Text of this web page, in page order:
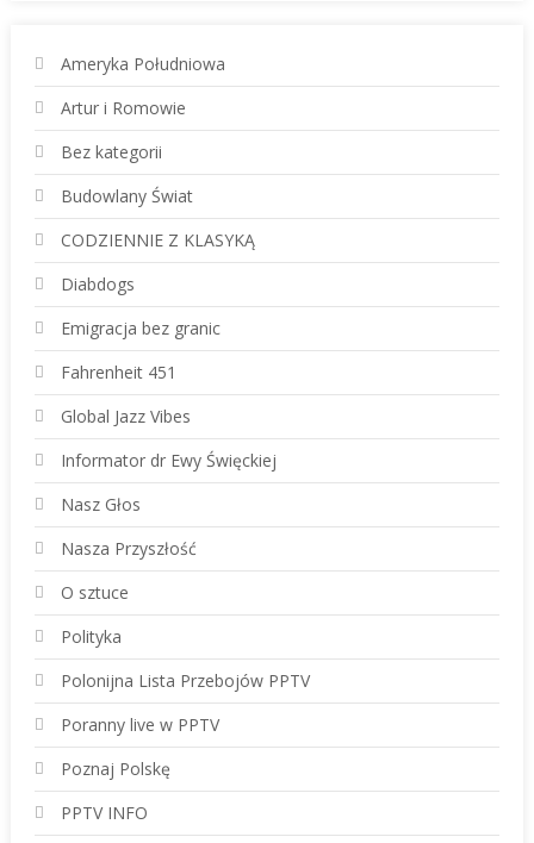
Ameryka Południowa
Artur i Romowie
Bez kategorii
Budowlany Świat
CODZIENNIE Z KLASYKĄ
Diabdogs
Emigracja bez granic
Fahrenheit 451
Global Jazz Vibes
Informator dr Ewy Święckiej
Nasz Głos
Nasza Przyszłość
O sztuce
Polityka
Polonijna Lista Przebojów PPTV
Poranny live w PPTV
Poznaj Polskę
PPTV INFO